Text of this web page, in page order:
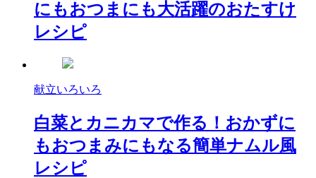
にもおつまにも大活躍のおたすけ
レシピ
献立いろいろ
白菜とカニカマで作る！おかずに
もおつまみにもなる簡単ナムル風
レシピ